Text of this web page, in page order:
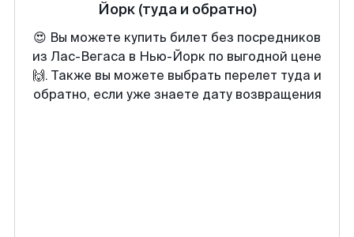
Йорк (туда и обратно)
😍 Вы можете купить билет без посредников
из Лас-Вегаса в Нью-Йорк по выгодной цене
🙌. Также вы можете выбрать перелет туда и
обратно, если уже знаете дату возвращения